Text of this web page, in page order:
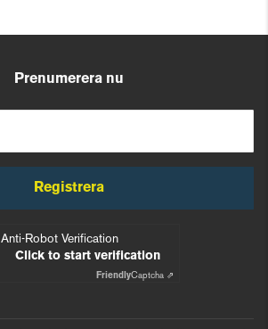
Prenumerera nu
Registrera
Anti-Robot Verification
Click to start verification
FriendlyCaptcha ⇗